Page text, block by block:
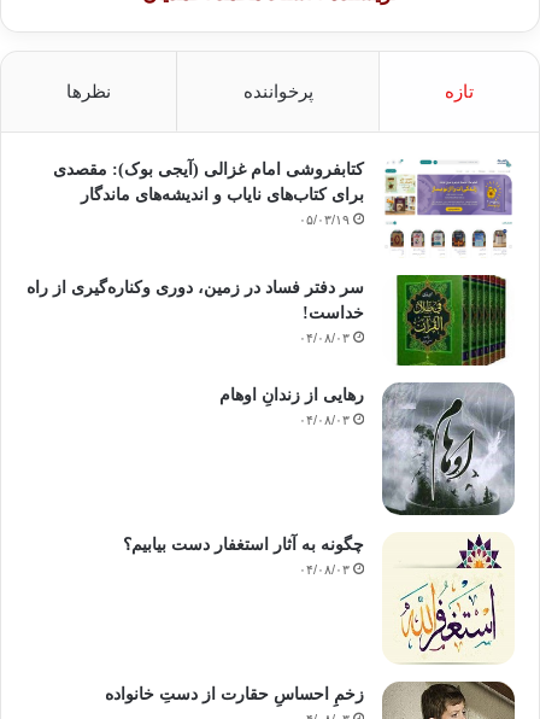
تازه پرخواننده نظرها
کتابفروشی امام غزالی (آیجی بوک): مقصدی
برای کتاب‌های نایاب و اندیشه‌های ماندگار
۰۵/۰۳/۱۹
سر دفتر فساد در زمین‌، دوری وکناره‌گیری از راه
خداست‌!
۰۴/۰۸/۰۳
رهایی از زندانِ اوهام
۰۴/۰۸/۰۳
چگونه به آثار استغفار دست بیابیم؟
۰۴/۰۸/۰۳
زخمِ احساسِ حقارت از دستِ خانواده